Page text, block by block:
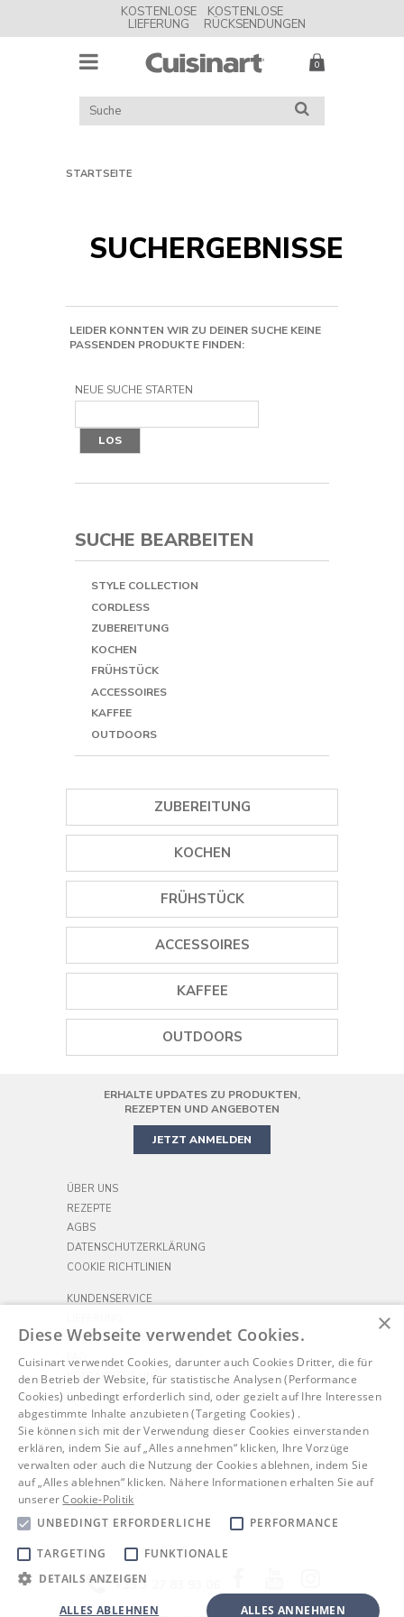
KOSTENLOSE
LIEFERUNG
KOSTENLOSE
RÜCKSENDUNGEN
MENU
UK
KATALOG
DURCHSUCHEN
SUCHE
STARTSEITE
SUCHERGEBNISSE
LEIDER KONNTEN WIR ZU DEINER SUCHE KEINE
PASSENDEN PRODUKTE FINDEN:
NEUE SUCHE STARTEN
LOS
SUCHE BEARBEITEN
STYLE COLLECTION
CORDLESS
ZUBEREITUNG
KOCHEN
FRÜHSTÜCK
ACCESSOIRES
KAFFEE
OUTDOORS
ZUBEREITUNG
EISMASCHINEN
STABMIXER
MINI STANDMIXER
STANDMIXER
SMOOTHIE MAKER
HANDMIXER
PRÄZISIONS-KÜCHENMASCHINE
KOCHEN
GRILLS
PLANCHA GRILLS
DAMPFGARER
REISKOCHER
PIZZAOFEN
MINIBACKOFEN
FRÜHSTÜCK
TOASTER
SAFTPRESSEN
ACCESSOIRES
GEWÜRZMÜHLEN
KOCHGESCHIRR
KAFFEE
OUTDOORS
ERHALTE UPDATES ZU PRODUKTEN,
REZEPTEN UND ANGEBOTEN
JETZT ANMELDEN
ÜBER UNS
REZEPTE
AGBS
DATENSCHUTZERKLÄRUNG
COOKIE RICHTLINIEN
KUNDENSERVICE
RÜCKSENDUNGEN
KONTAKTIERE UNS
IMPRESSUM
ZUBEREITUNG
KOCHEN
FRÜHSTÜCK
ACCESSOIRES
KAFFEE
OUTDOORS
+33 3 27 83 93 06
×
Diese Webseite verwendet Cookies.
Cuisinart verwendet Cookies, darunter auch Cookies Dritter, die für
den Betrieb der Website, für statistische Analysen (Performance
Cookies) unbedingt erforderlich sind, oder gezielt auf Ihre Interessen
abgestimmte Inhalte anzubieten (Targeting Cookies) .
Sie können sich mit der Verwendung dieser Cookies einverstanden
erklären, indem Sie auf „Alles annehmen“ klicken, Ihre Vorzüge
verwalten oder auch die Nutzung der Cookies ablehnen, indem Sie
auf „Alles ablehnen“ klicken. Nähere Informationen erhalten Sie auf
unsererCookie-Politik
UNBEDINGT ERFORDERLICHE
PERFORMANCE
TARGETING
FUNKTIONALE
DETAILS ANZEIGEN
ALLES ANNEHMEN
ALLES ABLEHNEN